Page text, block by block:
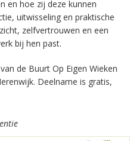
en hoe zij deze kunnen
uitwisseling en praktische
zelfvertrouwen en een
bij hen past.
de Buurt Op Eigen Wieken
Deelname is gratis,